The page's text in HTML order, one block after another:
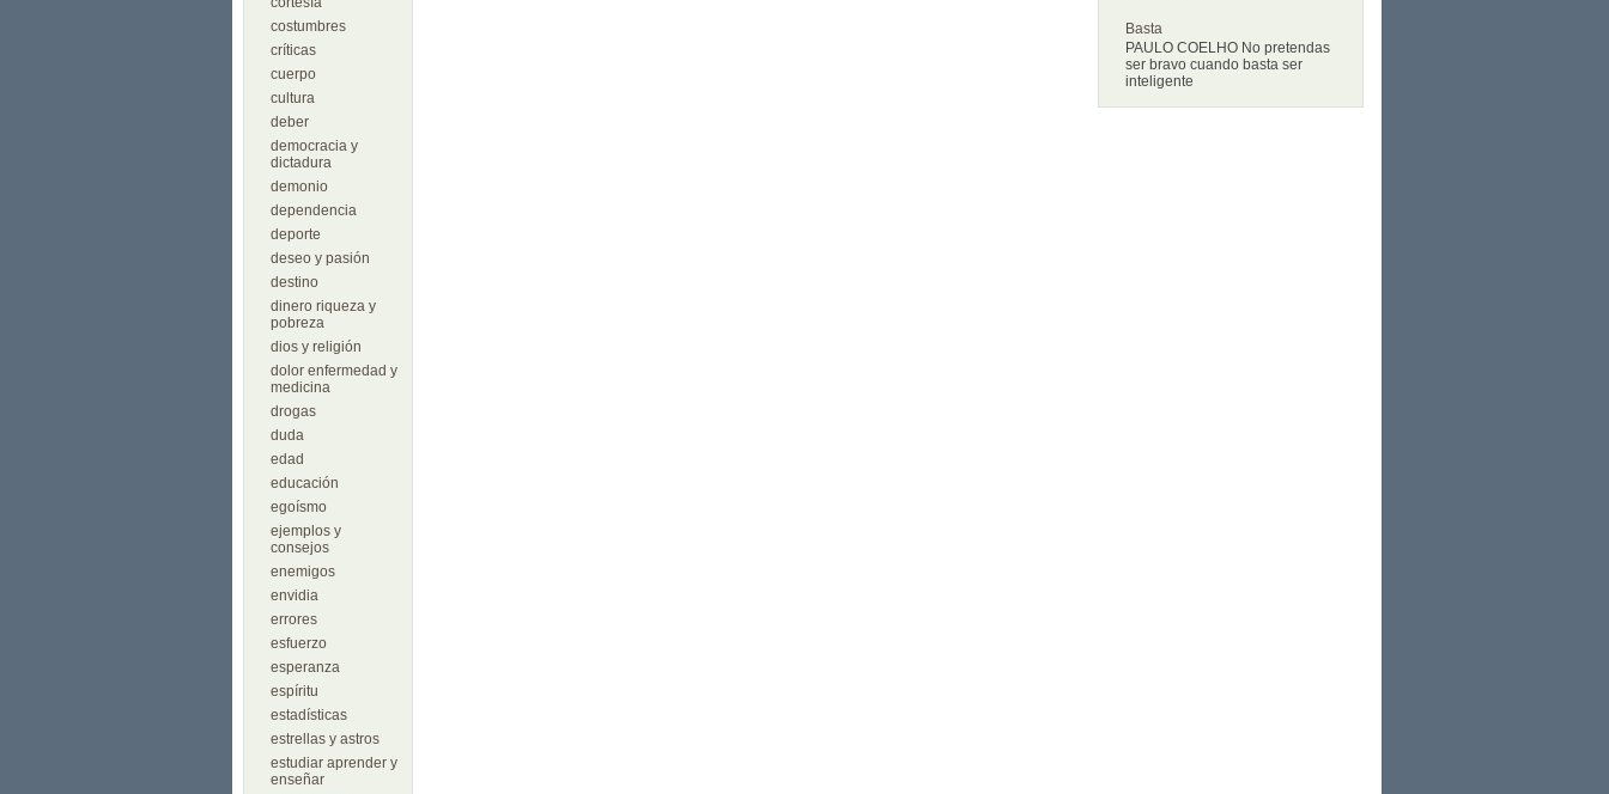
costumbres
críticas
cuerpo
cultura
deber
democracia y
dictadura
demonio
dependencia
deporte
deseo y pasión
destino
dinero riqueza y
pobreza
dios y religión
dolor enfermedad y
medicina
drogas
duda
edad
educación
egoísmo
ejemplos y
consejos
enemigos
envidia
errores
esfuerzo
esperanza
espíritu
estadísticas
estrellas y astros
estudiar aprender y
enseñar
Basta
PAULO COELHO No pretendas
ser bravo cuando basta ser
inteligente